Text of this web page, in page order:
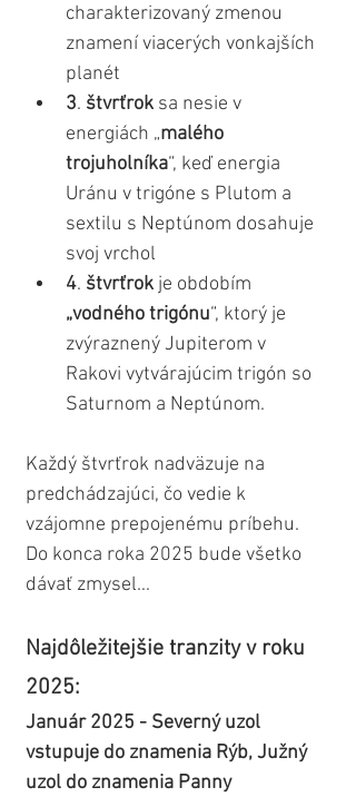
charakterizovaný zmenou
znamení viacerých vonkajších
planét
3. štvrťrok sa nesie v
energiách „malého
trojuholníka“, keď energia
Uránu v trigóne s Plutom a
sextilu s Neptúnom dosahuje
svoj vrchol
4. štvrťrok je obdobím
„vodného trigónu“, ktorý je
zvýraznený Jupiterom v
Rakovi vytvárajúcim trigón so
Saturnom a Neptúnom.
Každý štvrťrok nadväzuje na
predchádzajúci, čo vedie k
vzájomne prepojenému príbehu.
Do konca roka 2025 bude všetko
dávať zmysel...
Najdôležitejšie tranzity v roku
2025:
Január 2025 - Severný uzol
vstupuje do znamenia Rýb, Južný
uzol do znamenia Panny